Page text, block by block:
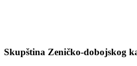
Skupština Zeničko-dobojskog